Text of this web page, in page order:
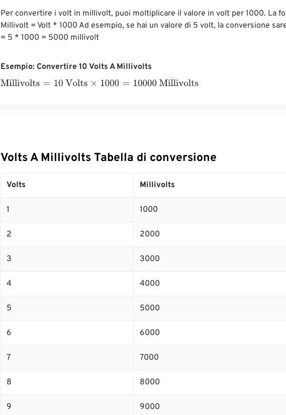
Per convertire i volt in millivolt, puoi moltiplicare il valore in volt per 1000. La
Millivolt = Volt * 1000 Ad esempio, se hai un valore di 5 volt, la conversione
= 5 * 1000 = 5000 millivolt
Esempio: Convertire 10 Volts A Millivolts
Millivolts=10 Volts ×1000 =10000 Millivolts
Volts A Millivolts Tabella di conversione
Volts Millivolts
1 1000
2 2000
3 3000
4 4000
5 5000
6 6000
7 7000
8 8000
9 9000